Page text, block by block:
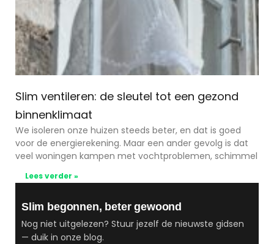
Slim ventileren: de sleutel tot een gezond
binnenklimaat
We isoleren onze huizen steeds beter, en dat is goed
voor de energierekening. Maar een ander gevolg is dat
veel woningen kampen met vochtproblemen, schimmel
Lees verder »
Slim begonnen, beter gewoond
Nog niet uitgelezen? Stuur jezelf de nieuwste gidsen
— duik in onze blog.